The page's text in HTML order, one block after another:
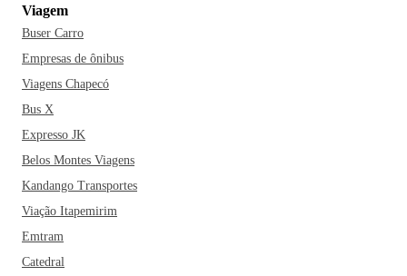
Viagem
Buser Carro
Empresas de ônibus
Viagens Chapecó
Bus X
Expresso JK
Belos Montes Viagens
Kandango Transportes
Viação Itapemirim
Emtram
Catedral